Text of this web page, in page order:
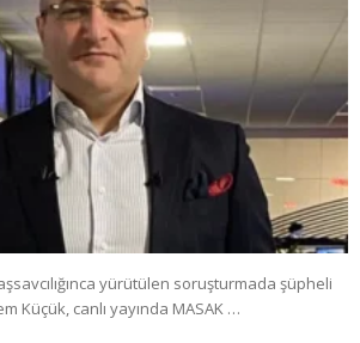
yürütülen soruşturmada şüpheli
Küçük, canlı yayında MASAK …